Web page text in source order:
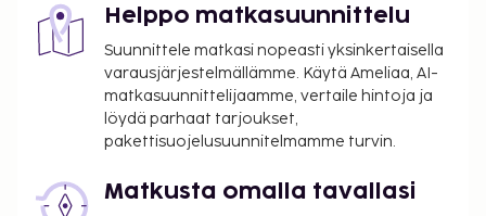
on yksi, Dos Lunas, jonka erikoisuus on italialainen
keittiö. Palveluihin kuuluu yhteensä 13 ravintolaa ja
kahvila. Käytössäsi on rantabaari ja allasbaari. Jos
mielesi tekee raikasta juotavaa, kokeile myös
palveluihin kuuvaa 14 baaria. Ilmainen
buffetaamiainen tarjoillaan päivittäin klo 7.00–11.00.
Majoituspaikka veloittaa seuraavat paikan päällä
suoritettavat maksut. Maksuihin saattaa sisältyä
Helppo matkasuunnittelu
Suunnittele matkasi nopeasti yksinkertaisella
varausjärjestelmällämme. Käytä Ameliaa, AI-
matkasuunnittelijaamme, vertaile hintoja ja
löydä parhaat tarjoukset,
pakettisuojelusuunnitelmamme turvin.
Matkusta omalla tavallasi